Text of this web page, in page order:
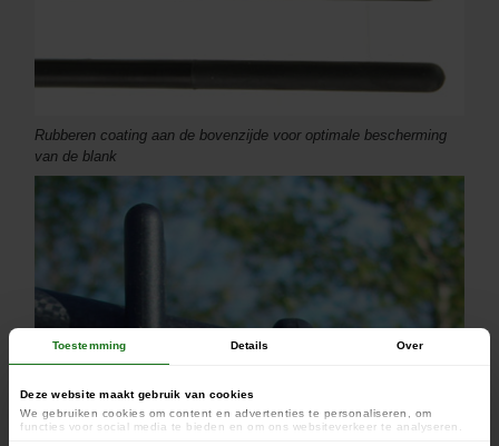
Toestemming Details Over
Deze website maakt gebruik van cookies
We gebruiken cookies om content en advertenties te personaliseren, om
functies voor social media te bieden en om ons websiteverkeer te analyseren.
Rubberen coating aan de bovenzijde voor optimale bescherming
van de blank